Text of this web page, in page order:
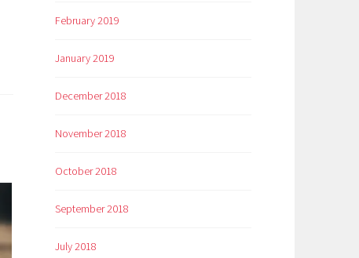
February 2019
January 2019
December 2018
November 2018
October 2018
September 2018
July 2018